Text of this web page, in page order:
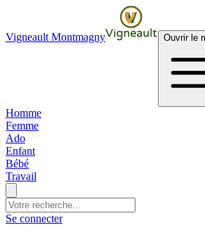
Vigneault Montmagny Ouvrir le
Homme
Femme
Ado
Enfant
Bébé
Travail
Se connecter